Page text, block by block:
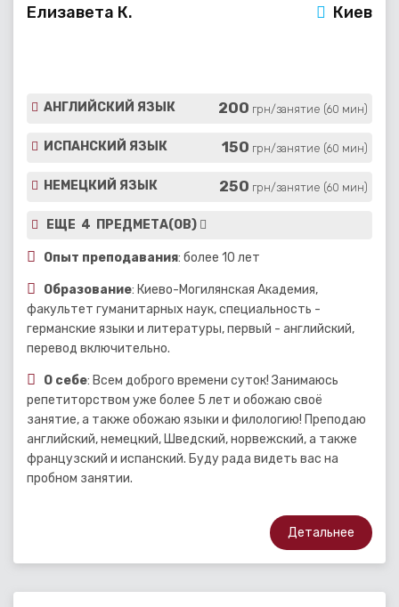
Елизавета К. Киев
АНГЛИЙСКИЙ ЯЗЫК 200 грн/занятие (60 мин)
ИСПАНСКИЙ ЯЗЫК 150 грн/занятие (60 мин)
НЕМЕЦКИЙ ЯЗЫК 250 грн/занятие (60 мин)
ЕЩЕ 4 ПРЕДМЕТА(ОВ)
Опыт преподавания: более 10 лет
Образование: Киево-Могилянская Академия,
факультет гуманитарных наук, специальность -
германские языки и литературы, первый - английский,
перевод включительно.
О себе: Всем доброго времени суток! Занимаюсь
репетиторством уже более 5 лет и обожаю своё
занятие, а также обожаю языки и филологию! Преподаю
английский, немецкий, Шведский, норвежский, а также
французский и испанский. Буду рада видеть вас на
пробном занятии.
Детальнее